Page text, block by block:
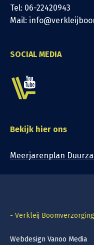
Tel: 06-22420943
Mail:
SOCIAL MEDIA
Bekijk hier ons
Meerjarenplan
- Verkleij
Webdesign Vanoo Media